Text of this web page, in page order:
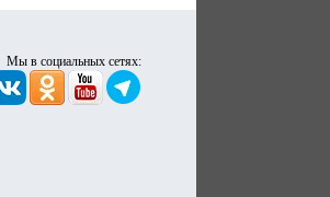
Мы в социальных сетях: